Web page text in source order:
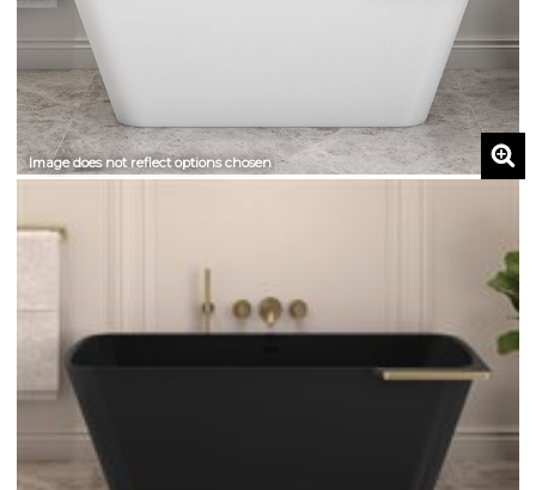
Image does not reflect options chosen